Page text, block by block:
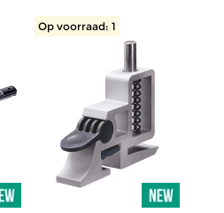
Op voorraad: 1